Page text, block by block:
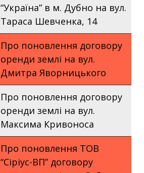
“Україна” в м. Дубно на вул.
Тараса Шевченка, 14
Про поновлення договору
оренди землі на вул.
Дмитра Яворницького
Про поновлення договору
оренди землі на вул.
Максима Кривоноса
Про поновлення ТОВ
“Сіріус-ВП” договору